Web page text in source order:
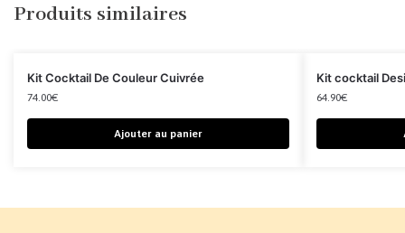
Produits similaires
Kit Cocktail De Couleur Cuivrée
74.00€
Ajouter au panier
Kit cocktail
64.90€